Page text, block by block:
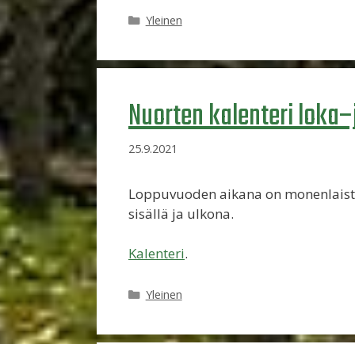
Kategoriat
Yleinen
Nuorten kalenteri
25.9.2021
Loppuvuoden aikana on
sisällä ja ulkona.
Kalenteri.
Kategoriat
Yleinen